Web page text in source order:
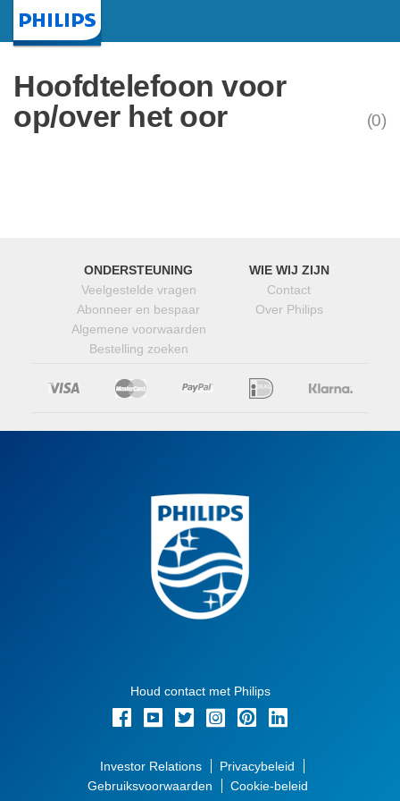
Hoofdtelefoon voor
op/over het oor
(0)
ONDERSTEUNING
Veelgestelde vragen
Abonneer en bespaar
Algemene voorwaarden
Bestelling zoeken
WIE WIJ ZIJN
Contact
Over Philips
Houd contact met Philips
Investor Relations
Privacybeleid
Gebruiksvoorwaarden
Cookie-beleid